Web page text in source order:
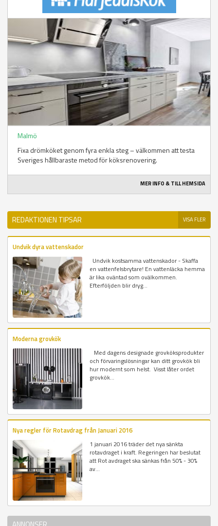
Malmö
Fixa drömköket genom fyra enkla steg – välkommen att testa
Sveriges hållbaraste metod för köksrenovering.
MER INFO & TILL HEMSIDA
REDAKTIONEN TIPSAR VISA FLER
Undvik dyra vattenskador
Undvik kostsamma vattenskador - Skaffa
en vattenfelsbrytare! En vattenläcka hemma
är lika oväntad som ovälkommen.
Efterföljden blir dryg...
Moderna grovkök
Med dagens designade grovköksprodukter
och förvaringslösningar kan ditt grovkök bli
hur modernt som helst. Visst låter ordet
grovkök...
Nya regler för Rotavdrag från Januari 2016
1 januari 2016 träder det nya sänkta
rotavdraget i kraft. Regeringen har beslutat
att Rot avdraget ska sänkas från 50% - 30%
av...